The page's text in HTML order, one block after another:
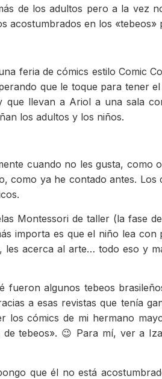
de los adultos pero a la vez
en los «tebeos»
feria de cómics estilo Comic
que le toque para tener
llevan a Ariol a una sala
los adultos y los niños.
cuando no les gusta, como
como ya he contado antes. Los
Montessori de taller (la fase
importa es que el niño lea con
acerca al arte… todo eso y
fueron algunos tebeos
a esas revistas que tenía
los cómics de mi hermano
tebeos». 😉 Para mí, ver a
que él no está